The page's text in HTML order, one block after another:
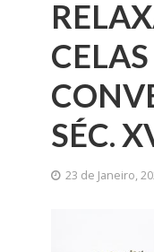
SÉC.
23 de Janeiro,